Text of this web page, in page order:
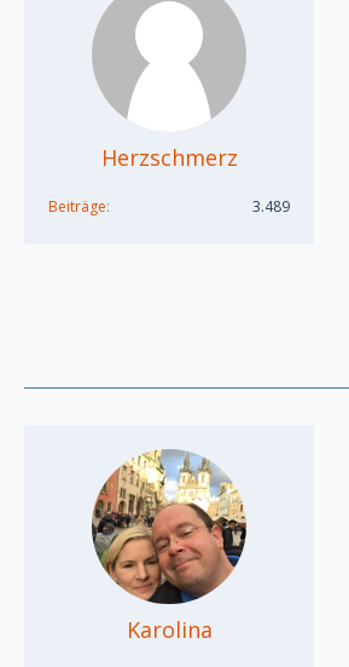
Herzschmerz
Beiträge 3.489
Karolina